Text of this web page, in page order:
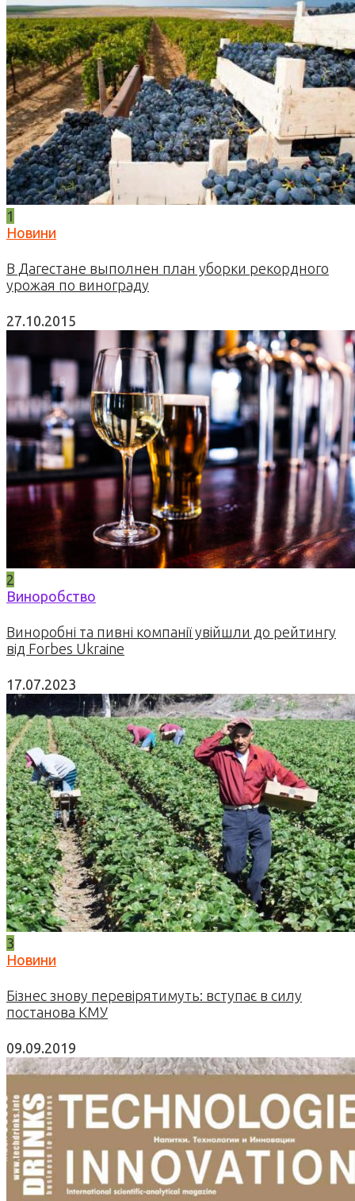
1
Новини
В Дагестане выполнен план уборки рекордного
урожая по винограду
27.10.2015
2
Виноробство
Виноробні та пивні компанії увійшли до рейтингу
від Forbes Ukraine
17.07.2023
3
Новини
Бізнес знову перевірятимуть: вступає в силу
постанова КМУ
09.09.2019